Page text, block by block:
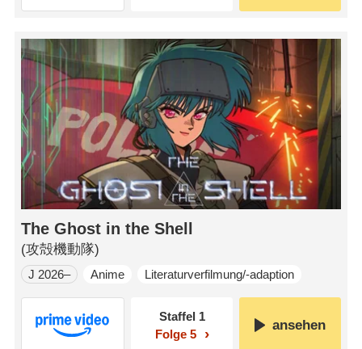
The Ghost in the Shell
(攻殻機動隊)
J 2026– Anime Literaturverfilmung/-adaption
Staffel 1
Folge 5
ansehen